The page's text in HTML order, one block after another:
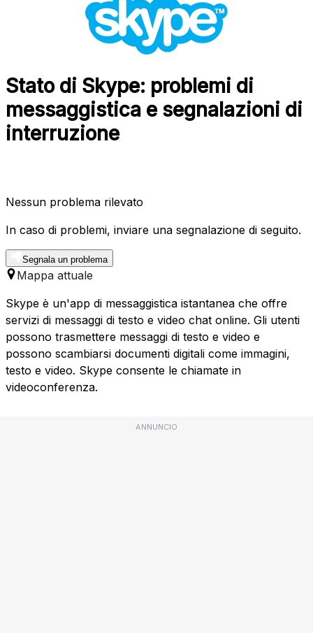
Stato di Skype: problemi di
messaggistica e segnalazioni di
interruzione
Nessun problema rilevato
In caso di problemi, inviare una segnalazione di seguito.
Segnala un problema
Mappa attuale
Skype è un'app di messaggistica istantanea che offre
servizi di messaggi di testo e video chat online. Gli utenti
possono trasmettere messaggi di testo e video e
possono scambiarsi documenti digitali come immagini,
testo e video. Skype consente le chiamate in
videoconferenza.
ANNUNCIO